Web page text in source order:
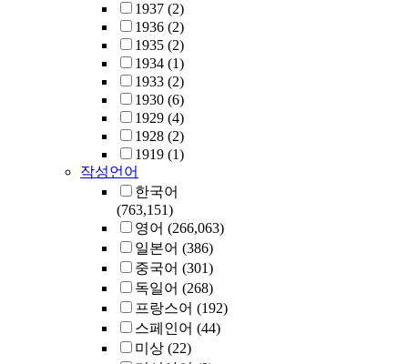
1937 (2)
1936 (2)
1935 (2)
1934 (1)
1933 (2)
1930 (6)
1929 (4)
1928 (2)
1919 (1)
작성언어
한국어
(763,151)
영어 (266,063)
일본어 (386)
중국어 (301)
독일어 (268)
프랑스어 (192)
스페인어 (44)
미상 (22)